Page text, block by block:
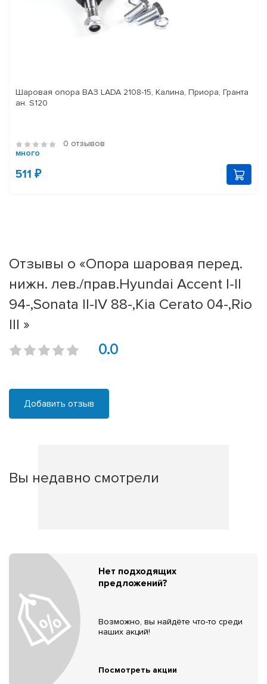
Шаровая опора ВАЗ LADA 2108-15, Калина, Приора, Гранта
ан. S120
0 отзывов
много
511 ₽
Отзывы о «Опора шаровая перед.
нижн. лев./прав.Hyundai Accent I-II
94-,Sonata II-IV 88-,Kia Cerato 04-,Rio
III »
0.0
Добавить отзыв
Вы недавно смотрели
Нет подходящих
предложений?
Возможно, вы найдёте что-то среди
наших акций!
Посмотреть акции